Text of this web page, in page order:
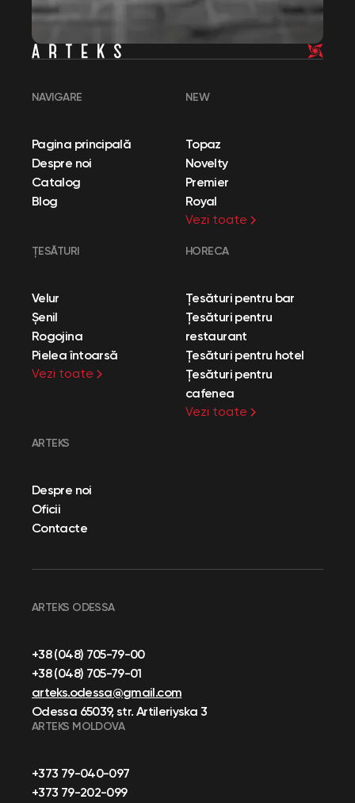
NAVIGARE
Pagina principală
Despre noi
Catalog
Blog
NEW
Topaz
Novelty
Premier
Royal
Vezi toate
ȚESĂTURI
Velur
Șenil
Rogojina
Pielea întoarsă
Vezi toate
HORECA
Țesături pentru bar
Țesături pentru
restaurant
Țesături pentru hotel
Țesături pentru
cafenea
Vezi toate
ARTEKS
Despre noi
Oficii
Contacte
ARTEKS ODESSA
+38 (048) 705-79-00
+38 (048) 705-79-01
arteks.odessa@gmail.com
Odessa 65039, str. Artileriyska 3
ARTEKS MOLDOVA
+373 79-040-097
+373 79-202-099